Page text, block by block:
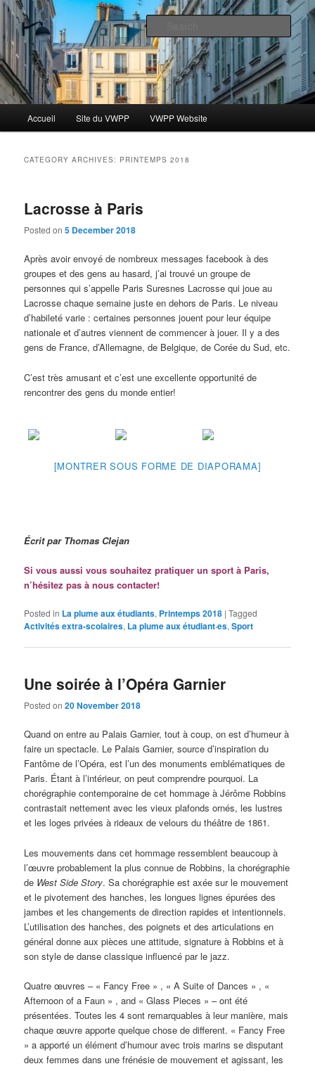
Skip
primary
content
Skip
secondary
contentBlog VWPP
Le blog des étudiants du Vassar-Wesleyan Programme à Paris
Accueil Site du VWPP VWPP Website
CATEGORY ARCHIVES: PRINTEMPS 2018
Lacrosse à Paris
Posted on5 December 2018
Après avoir envoyé de nombreux messages facebook à des
groupes et des gens au hasard, j’ai trouvé un groupe de
personnes qui s’appelle Paris Suresnes Lacrosse qui joue au
Lacrosse chaque semaine juste en dehors de Paris. Le niveau
d’habileté varie : certaines personnes jouent pour leur équipe
nationale et d’autres viennent de commencer à jouer. Il y a des
gens de France, d’Allemagne, de Belgique, de Corée du Sud, etc.
C’est très amusant et c’est une excellente opportunité de
rencontrer des gens du monde entier!
[MONTRER SOUS FORME DE DIAPORAMA]
Écrit par Thomas Clejan
Si vous aussi vous souhaitez pratiquer un sport à Paris,
n’hésitez pas à nous contacter!
Posted in La plume aux étudiants, Printemps 2018 |Tagged
Activités extra-scolaires, La plume aux étudiant·es,Sport
Une soirée à l’Opéra Garnier
Posted on20 November 2018
Quand on entre au Palais Garnier, tout à coup, on est d’humeur à
faire un spectacle. Le Palais Garnier, source d’inspiration du
Fantôme de l’Opéra, est l’un des monuments emblématiques de
Paris. Étant à l’intérieur, on peut comprendre pourquoi. La
chorégraphie contemporaine de cet hommage à Jérôme Robbins
contrastait nettement avec les vieux plafonds ornés, les lustres
et les loges privées à rideaux de velours du théâtre de 1861.
Les mouvements dans cet hommage ressemblent beaucoup à
l’œuvre probablement la plus connue de Robbins, la chorégraphie
de West Side Story. Sa chorégraphie est axée sur le mouvement
et le pivotement des hanches, les longues lignes épurées des
jambes et les changements de direction rapides et intentionnels.
L’utilisation des hanches, des poignets et des articulations en
général donne aux pièces une attitude, signature à Robbins et à
son style de danse classique influencé par le jazz.
Quatre œuvres – « Fancy Free » , « A Suite of Dances » , «
Afternoon of a Faun » , and « Glass Pieces » – ont été
présentées. Toutes les 4 sont remarquables à leur manière, mais
chaque œuvre apporte quelque chose de different. « Fancy Free
» a apporté un élément d’humour avec trois marins se disputant
deux femmes dans une frénésie de mouvement et agissant, les